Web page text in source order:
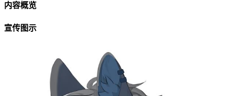
内容概览
宣传图示